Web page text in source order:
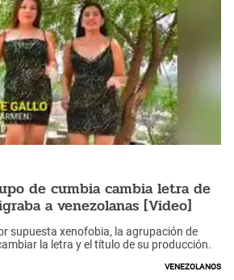
de cumbia cambia letra de
a venezolanas [Video]
supuesta xenofobia, la agrupación de
la letra y el título de su producción.
venezolanos